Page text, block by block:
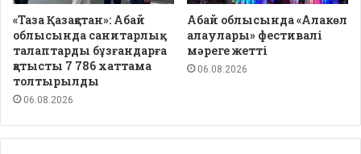
«Таза Қазақстан»: Абай
облысында санитарлық
талаптарды бұзғандарға
қатысты 7 786 хаттама
толтырылды
06.08.2026
Абай облысында «Алакөл
алаулары» фестивалі
мәреге жетті
06.08.2026